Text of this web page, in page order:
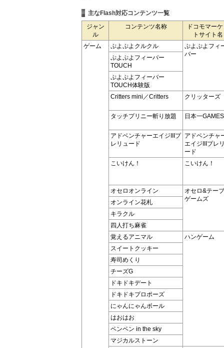
主なFlash対応コンテンツ一覧
ジャン
ル
コンテンツ名称
ドコモマー
トサイト名
ゲーム
ぷよぷよクルクル
ぷよぷよフィ
バー
ぷよぷよフィーバー
TOUCH
ぷよぷよフィーバー
TOUCH体験版
Critters mini／Critters
クリッターズ
タッチプリニー斬り放題 日本一GAMES
アドベンチャーエイジIIIプ
レリュード
アドベンチャ
エイジIIIプレ
ード
こいけん！
こいけん！
オセロオンライン
オセロ&テー
ゲームズ
オンライン花札
キラクル
四人打ち麻雀
覚えるアニマル
ハンゲーム
スイートクッキー
寿司めくり
チーズG
ドキドキデート
ドキドキプロポーズ
にゃんにゃんボール
はおはお
ペンペン in the sky
マジカルストーン